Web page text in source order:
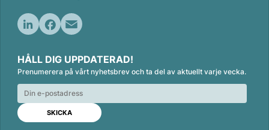
n
k
e
d
n
c
e
b
o
o
k
a
i
l
HÅLL DIG UPPDATERAD!
Prenumerera på vårt nyhetsbrev och ta del av aktuellt varje vecka.